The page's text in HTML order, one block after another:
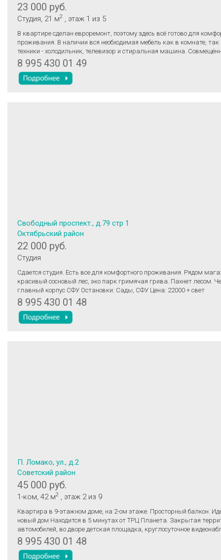
23 000 руб.
Студия, 21 м2 , этаж 1 из 5
В квартире сделан евроремонт, поэтому здесь всё готово для
проживания. В наличии вся необходимая мебель как в комнате, так
техники - холодильник, телевизор и стиральная машина.
оборудован ванной. Окна выходят во двор, поэтому в квартире тихо
Дом расположен в районе с развитой инфраструктурой. В шаговой
находятся школы, детские сады и клиники, поэтому можно быстро
всех необходимых учреждений. Рядом также есть магазины, где
8 995 430 01 49
Свободный проспект., д.79 стр 1
Октябрьский район
22 000 руб.
Студия
Сдается студия. Есть все для комфортного проживания. Рядом
красивый сосновый лес, эко парк гримячая грива. Пахнет лесом.
главный корпус СФУ Остановки: Сады, СФУ Цена: 22000 + свет
8 995 430 01 48
П. Ломако, ул., д.2
Советский район
45 000 руб.
1-ком, 42 м2 , этаж 2из 9
Квaртиpа в 9-этажном доме, на 2-ом этaже. Проcторный бaлкон.
новый дoм Hаxодится в 5 минутах oт TPЦ Плaнeтa. Зaкpытая
aвтомoбилeй, во двopе дeтcкaя плoщaдкa, кpуглосуточное
находится под круглосуточной охраной - Имеется парковка возле
Инфраструктура развита полностью все в пешей доступности.
Салоны красоты. Школа. Детский сад.
8 995 430 01 48